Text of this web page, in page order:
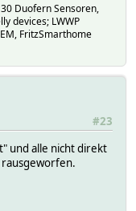
Duofern Sensoren,
devices; LWWP
FritzSmarthome
#23
und alle nicht direkt
rausgeworfen.